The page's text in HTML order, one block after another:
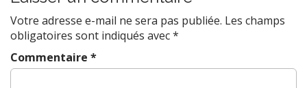
n
a
v
i
Votre adresse e-mail ne sera pas publiée. Les champs
obligatoires sont indiqués avec*
Commentaire *